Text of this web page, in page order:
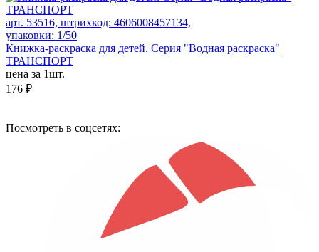
арт. 53516, штрихкод: 4606008457134,
упаковки: 1/50
Книжка-раскраска для детей. Серия "Водная раскраска"
ТРАНСПОРТ
цена за 1шт.
176 ₽
Посмотреть в соцсетях: